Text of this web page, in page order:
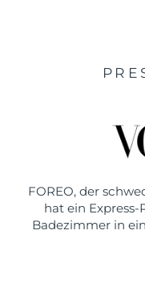
FOREO, der
hat ein
Badezimmer in